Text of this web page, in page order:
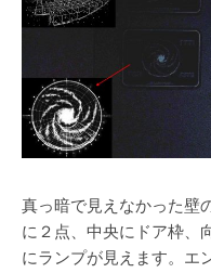
真っ暗で見えなかった壁
に２点、中央にドア枠、
にランプが見えます。エ